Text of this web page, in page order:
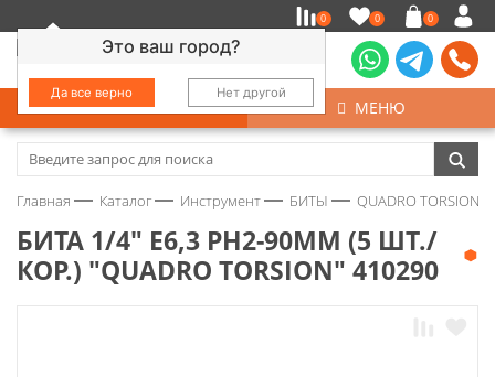
Это ваш город?
Да все верно Нет другой
0 0 0
КАТАЛОГ МЕНЮ
Замочно-скобяные изделия
Колеса
Главная Каталог Инструмент БИТЫ QUADRO TORSION
БИТА 1/4" E6,3 PH2-90ММ (5 ШТ./
КОР.) "QUADRO TORSION" 410290